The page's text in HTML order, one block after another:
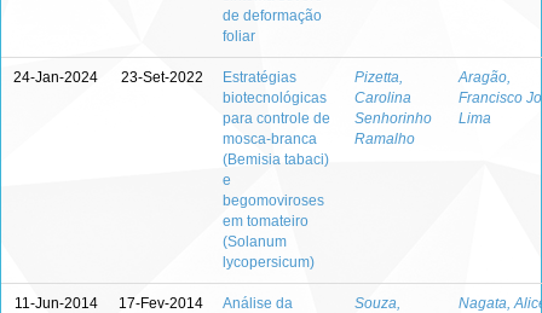
de deformação
foliar
24-Jan-2024 23-Set-2022
Estratégias
biotecnológicas
para controle de
mosca-branca
(Bemisia tabaci)
e
begomoviroses
em tomateiro
(Solanum
lycopersicum)
Pizetta,
Carolina
Senhorinho
Ramalho
Aragão,
Francisco
Lima
11-Jun-2014 17-Fev-2014
Análise da
Souza,
Nagata,